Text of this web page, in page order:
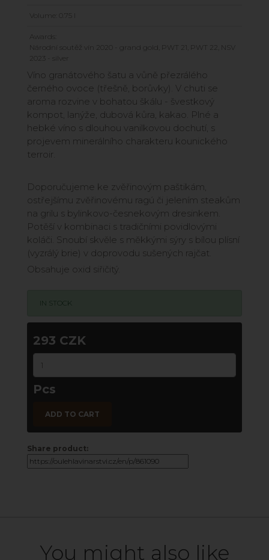
Volume: 0.75 l
Awards:
Národní soutěž vín 2020 - grand gold, PWT 21, PWT 22, NSV
2023 - silver
Víno granátového šatu a vůně přezrálého
černého ovoce (třešně, borůvky). V chuti se
aroma rozvine v bohatou škálu - švestkový
kompot, lanýže, dubová kůra, kakao. Plné a
hebké víno s dlouhou vanilkovou dochutí, s
projevem minerálního charakteru kounického
terroir.
Doporučujeme ke zvěřinovým paštikám,
ostřejšímu zvěřinovému ragú či jelením steakům
na grilu s bylinkovo-česnekovým dresinkem.
Potěší v kombinaci s tradičními povidlovými
koláči. Snoubí skvěle s měkkými sýry s bílou plísní
(vyzrálý brie) v doprovodu sušených rajčat.
Obsahuje oxid siřičitý.
IN STOCK
293 CZK
Pcs
ADD TO CART
Share product:
You might also like